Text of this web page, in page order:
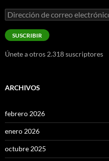
Dirección
de
correo
electrónico
SUSCRIBIR
Únete a otros 2.318 suscriptores
ARCHIVOS
febrero 2026
enero 2026
octubre 2025